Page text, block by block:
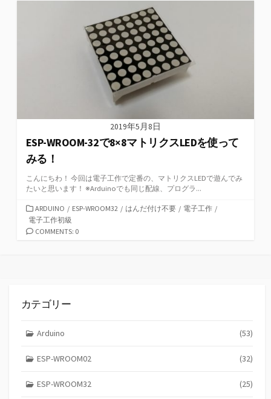
2019年5月8日
ESP-WROOM-32で8×8マトリクスLEDを使って
みる！
こんにちわ！ 今回は電子工作で定番の、マトリクスLEDで遊んでみ
たいと思います！ ※Arduinoでも同じ配線、プログラ...
カ
テ
ゴ
ARDUINO / ESP-WROOM32 / はんだ付け不要 / 電子工作 /
電子工作初級
COMMENTS: 0
カテゴリー
Arduino (53)
ESP-WROOM02 (32)
ESP-WROOM32 (25)